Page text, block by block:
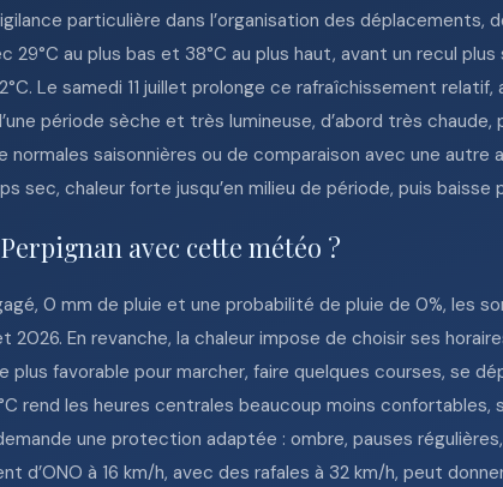
particulière dans l’organisation des
29°C au plus bas et 38°C au plus haut, avant un recul
Le samedi 11 juillet prolonge ce rafraîchissement
période sèche et très lumineuse, d’abord très
normales saisonnières ou de comparaison avec une
sec, chaleur forte jusqu’en milieu de période, puis
avec cette météo ?
0 mm de pluie et une probabilité de pluie de 0%, les
2026. En revanche, la chaleur impose de choisir ses
plus favorable pour marcher, faire quelques courses, se
rend les heures centrales beaucoup moins
une protection adaptée : ombre, pauses
d’ONO à 16 km/h, avec des rafales à 32 km/h, peut